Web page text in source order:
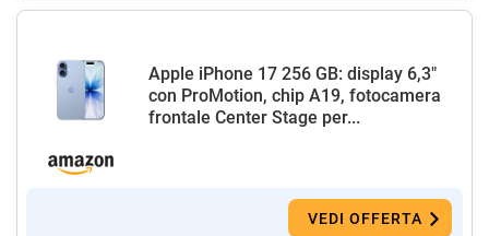
Apple iPhone 17 256 GB: display 6,3"
con ProMotion, chip A19, fotocamera
frontale Center Stage per...
VEDI OFFERTA